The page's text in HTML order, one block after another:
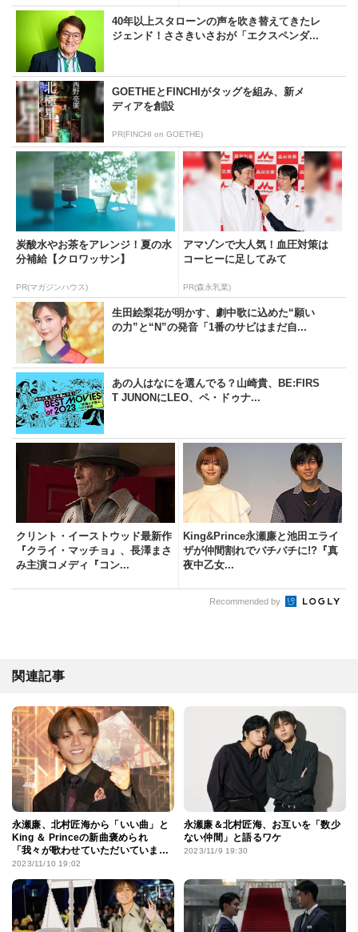
40年以上スタローンの声を吹き替えてきたレ
ジェンド！ささきいさおが「エクスペンダ...
GOETHEとFINCHIがタッグを組み、新メ
ディアを創設
PR(FINCHI on GOETHE)
炭酸水やお茶をアレンジ！夏の水
分補給【クロワッサン】
PR(マガジンハウス)
アマゾンで大人気！血圧対策は
コーヒーに足してみて
PR(森永乳業)
生田絵梨花が明かす、劇中歌に込めた“願い
の力”と“N”の発音「1番のサビはまだ自...
あの人はなにを選んでる？山崎貴、BE:FIRS
T JUNONにLEO、ペ・ドゥナ...
クリント・イーストウッド最新作
『クライ・マッチョ』、長澤まさ
み主演コメディ『コン...
King&Prince永瀬廉と池田エライ
ザが仲間割れでバチバチに!?『真
夜中乙女...
Recommended by
関連記事
永瀬廉、北村匠海から「いい曲」と
King ＆ Princeの新曲褒められ
「我々が歌わせていただいていま
す！」と笑顔
2023/11/10 19:02
永瀬廉＆北村匠海、お互いを「数少
ない仲間」と語るワケ
2023/11/9 19:30